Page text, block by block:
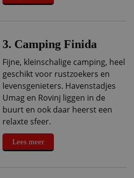
3. Camping Finida
Fijne, kleinschalige camping, heel
geschikt voor rustzoekers en
levensgenieters. Havenstadjes
Umag en Rovinj liggen in de
buurt en ook daar heerst een
relaxte sfeer.
Lees meer